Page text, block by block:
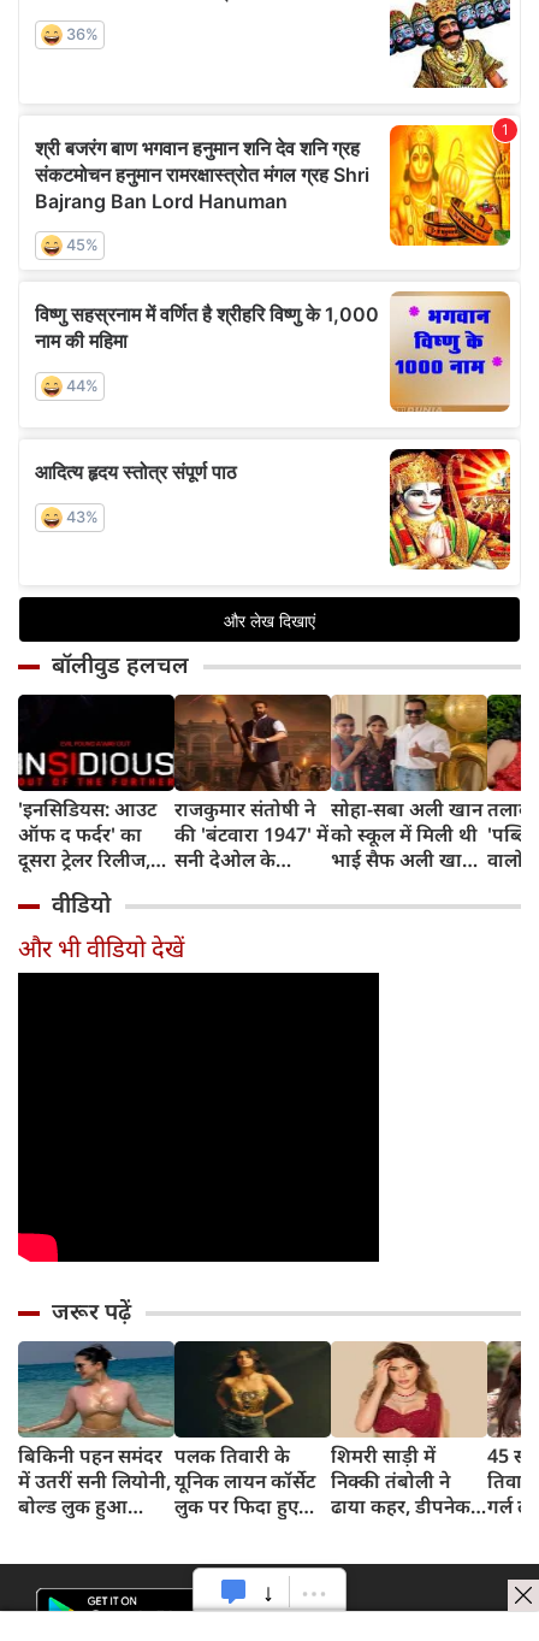
बॉलीवुड हलचल
'इनसिडियस: आउट
ऑफ द फर्दर' का
दूसरा ट्रेलर रिलीज,
डरावना चैप्टर लेकर
लौट रही हॉरर
फ्रैंचाइजी
राजकुमार संतोषी ने
की 'बंटवारा 1947' में
सनी देओल के
सुपरहीरोज़ से तुलना,
कही यह बात
सोहा-सबा अली खान
को स्कूल में मिली थी
भाई सैफ अली खान
शादी की खबर,
वालों
वीडियो
और भी वीडियो देखें
जरूर पढ़ें
बिकिनी पहन समंदर
में उतरीं सनी लियोनी,
बोल्ड लुक हुआ
पलक तिवारी के
यूनिक लायन कॉर्सेट
लुक पर फिदा हुए
शिमरी साड़ी में
निक्की तंबोली ने
ढाया कहर, डीपनेक
45
गर्ल